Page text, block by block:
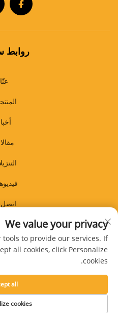
روابط
عنّا
اتصل
مدونة
محفوظة -
We value your privacy
tools to provide our services. If
all cookies, click Personalize
cookies.
cookies
all